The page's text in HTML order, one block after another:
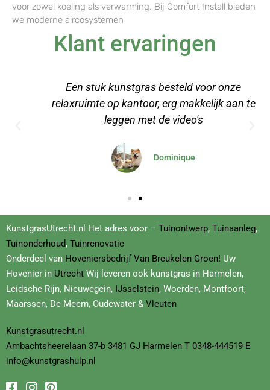
voor zowel koeling als verwarming. Bij Comfort Install bieden
we moderne aircosystemen
Klant ervaringen
Een stuk kunstgras besteld voor onze
relaxruimte op kantoor, erg makkelijk aan te
leggen met de video's
Dominique
KunstgrasUtrecht.nl Het adres voor – Tuinontwerp, Tuinaanleg,
Tuinonderhoud, Tuinrenovatie
Onderdeel van Hoveniersbedrijf Van Breukelen Groen! Uw
Hovenier in Utrecht Wij leveren ook kunstgras in Harmelen,
Leidsche Rijn, Nieuwegein, IJsselstein, Woerden, Montfoort,
Maarssen, De Meern, Oudewater & Vleuten
Kunstgrasutrecht.nl
Ambachtsheerelaan 37-b 3481 GJ Harmelen T 0348-444519 E
info@kunstgrashulp.nl